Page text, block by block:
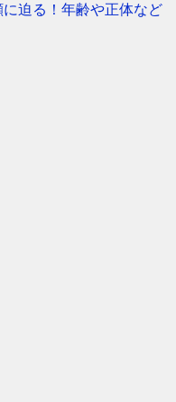
迫る！年齢や正体など